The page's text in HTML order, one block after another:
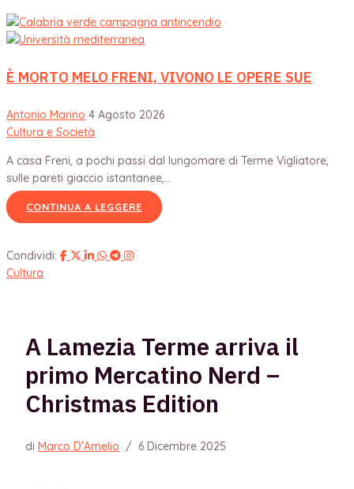
È MORTO MELO FRENI, VIVONO LE OPERE SUE
Antonio Marino 4 Agosto 2026
Cultura e Società
A casa Freni, a pochi passi dal lungomare di Terme Vigliatore,
sulle pareti giaccio istantanee,...
CONTINUA A LEGGERE
Condividi:
Cultura
A Lamezia Terme arriva il
primo Mercatino Nerd –
Christmas Edition
di Marco D'Amelio / 6 Dicembre 2025